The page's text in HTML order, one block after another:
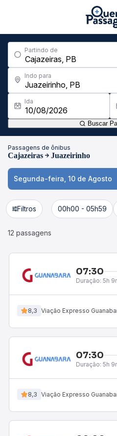
Partindo de
Indo para
Ida
Buscar
Passagens de ônibus
Cajazeiras Juazeirinho
Segunda-feira, 10 de Agosto
Filtros 00h00 - 05h59
12 passagens
07:30
Duração: 5h
8,3 Viação Expresso
07:30
Duração: 5h
8,3 Viação Expresso